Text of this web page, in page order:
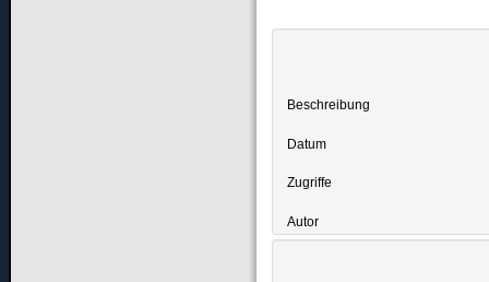
Beschreibung
Datum
Zugriffe
Autor